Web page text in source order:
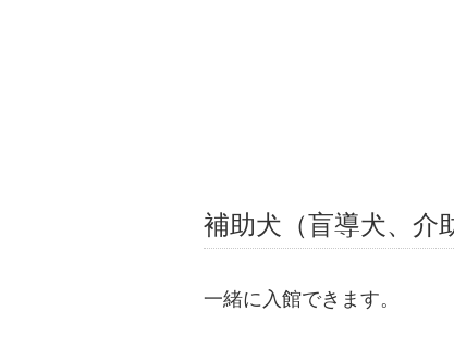
補助犬（盲導犬、介
一緒に入館できます。